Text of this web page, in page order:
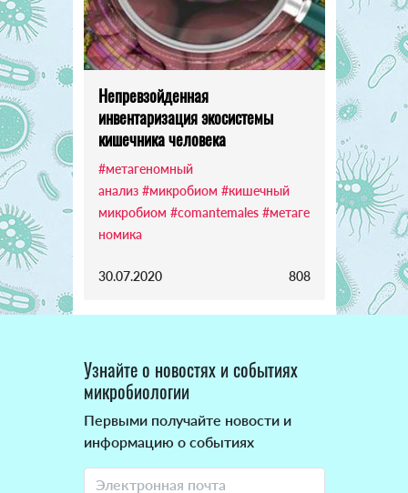
Непревзойденная
инвентаризация экосистемы
кишечника человека
#метагеномный
анализ #микробиом #кишечный
микробиом #comantemales #метаге
номика
30.07.2020 808
Узнайте о новостях и событиях
микробиологии
Первыми получайте новости и
информацию о событиях